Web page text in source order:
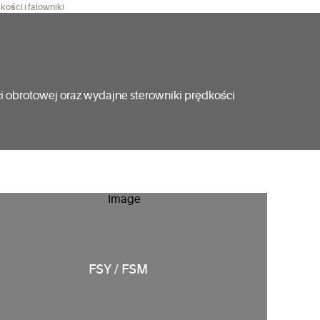
i falowniki
obrotowej oraz wydajne sterowniki prędkości
FSY / FSM